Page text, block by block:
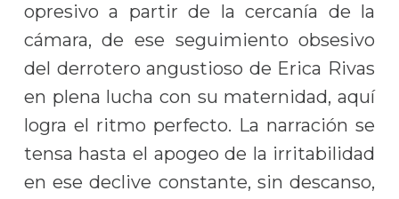
opresivo a partir de la cercanía de la
cámara, de ese seguimiento obsesivo
del derrotero angustioso de Erica Rivas
en plena lucha con su maternidad, aquí
logra el ritmo perfecto. La narración se
tensa hasta el apogeo de la irritabilidad
en ese declive constante, sin descanso,